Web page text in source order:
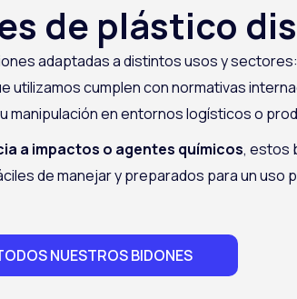
de plástico
adaptadas a distintos usos y sectores:
utilizamos cumplen con normativas
manipulación en entornos logísticos o
a impactos o agentes químicos, estos
de manejar y preparados para un uso
NUESTROS BIDONES